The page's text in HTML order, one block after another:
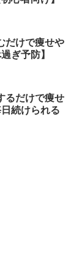
だけで痩せや
ぎ予防】
るだけで痩せ
続けられる